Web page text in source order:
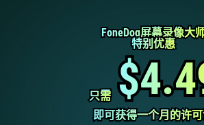
FoneDog屏幕录像大
FoneDog屏幕录像大
特别优惠
特别优惠
只需
只需
即可获得一个月的许
即可获得一个月的许